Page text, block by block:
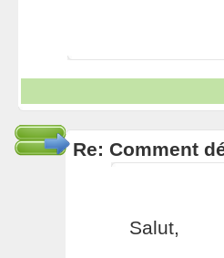
Re: Comment
Salut,